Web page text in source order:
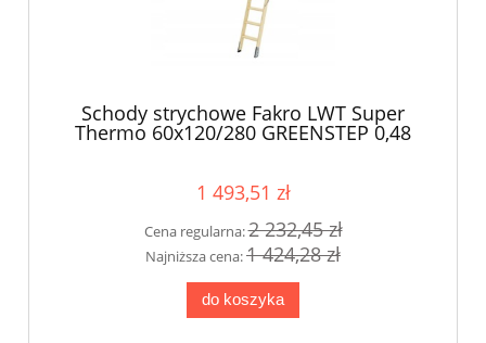
Schody strychowe Fakro LWT Super
Thermo 60x120/280 GREENSTEP 0,48
1 493,51 zł
Cena regularna:2 232,45 zł
Najniższa cena:1 424,28 zł
do koszyka